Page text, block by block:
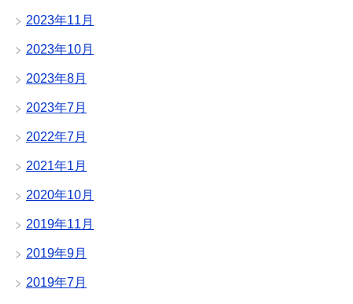
2023年11月
2023年10月
2023年8月
2023年7月
2022年7月
2021年1月
2020年10月
2019年11月
2019年9月
2019年7月